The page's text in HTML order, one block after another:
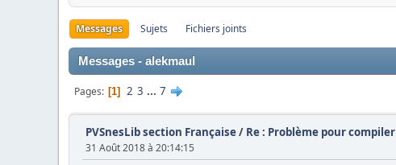
Messages Sujets Fichiers joints
Messages - alekmaul
Pages 1 2 3 ... 7
PVSnesLib section Française/ Re : Problème pour compiler
31 Août 2018 à 20:14:15